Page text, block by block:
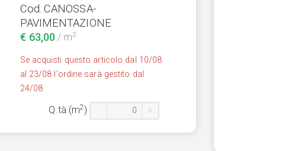
Cod. CANOSSA-
PAVIMENTAZIONE
€ 63,00 / m2
Se acquisti questo articolo dal 10/08
al 23/08 l'ordine sarà gestito dal
24/08
Q.tà (m2) - +